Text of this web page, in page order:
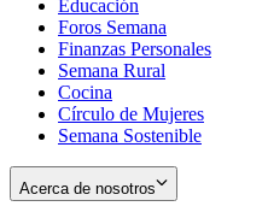
window
new
window
Educación
Foros Semana
Finanzas Personales
Semana Rural
Cocina
Círculo de Mujeres
Semana Sostenible
Acerca de nosotros